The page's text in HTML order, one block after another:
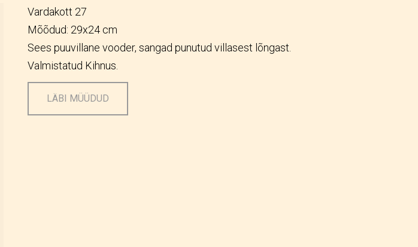
Vardakott 27
Mõõdud: 29x24 cm
Sees puuvillane vooder, sangad punutud villasest lõngast.
Valmistatud Kihnus.
LÄBI MÜÜDUD